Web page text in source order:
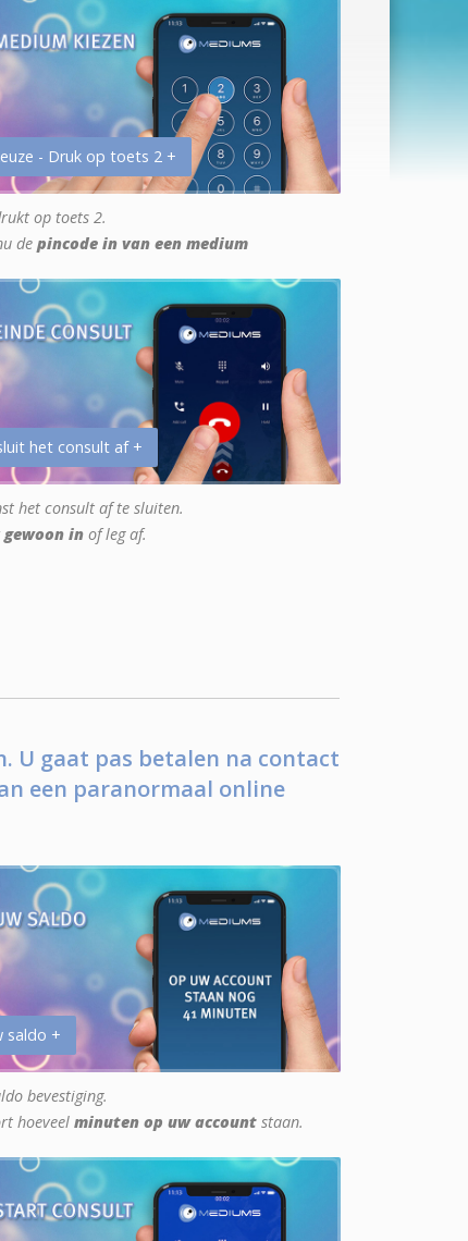
- Druk op toets 2 +
op toets 2.
de pincode in van een medium
het consult af +
het consult af te sluiten.
gewoon in of leg af.
U gaat pas betalen na contact
een paranormaal online
saldo +
bevestiging.
hoeveel minuten op uw account staan.